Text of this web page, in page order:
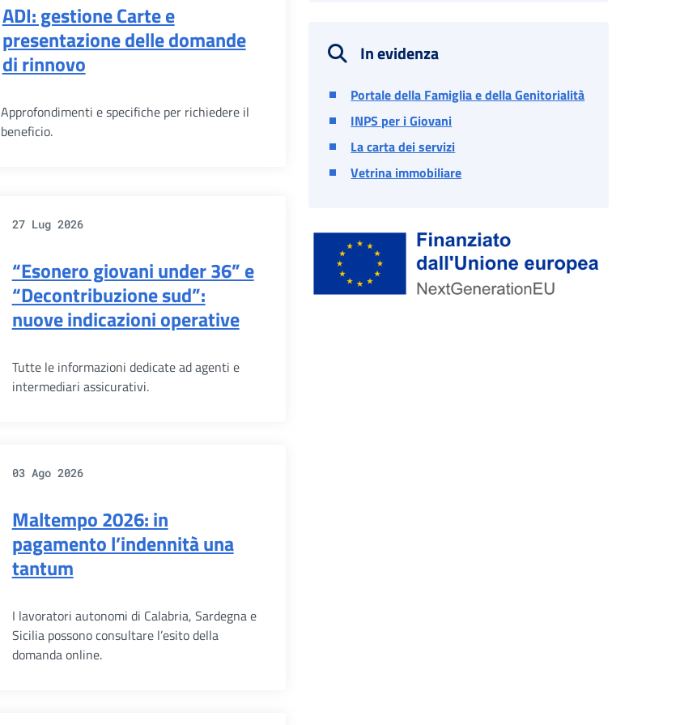
ADI: gestione Carte e
presentazione delle domande
di rinnovo
Approfondimenti e specifiche per richiedere il
beneficio.
27 Lug 2026
“Esonero giovani under 36” e
“Decontribuzione sud”:
nuove indicazioni operative
Tutte le informazioni dedicate ad agenti e
intermediari assicurativi.
03 Ago 2026
Maltempo 2026: in
pagamento l’indennità una
tantum
I lavoratori autonomi di Calabria, Sardegna e
Sicilia possono consultare l’esito della
domanda online.
In evidenza
Portale della Famiglia e della Genitorialità
INPS per i Giovani
La carta dei servizi
Vetrina immobiliare